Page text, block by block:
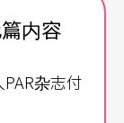
团名取自台
啸投弹的
内容
杂志付